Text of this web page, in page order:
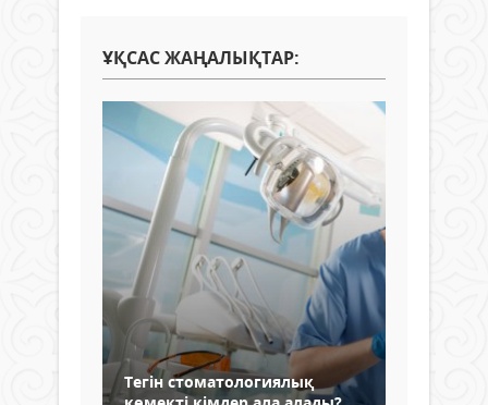
ҰҚСАС ЖАҢАЛЫҚТАР:
Тегін стоматологиялық